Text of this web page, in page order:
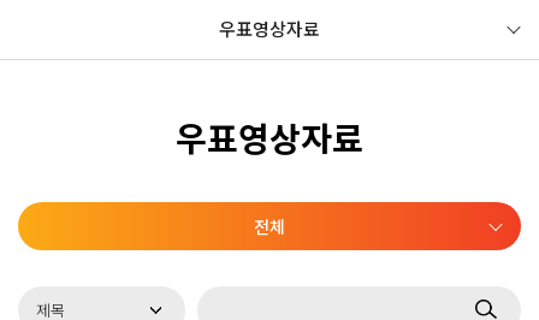
우표영상자료
우표영상자료
전체